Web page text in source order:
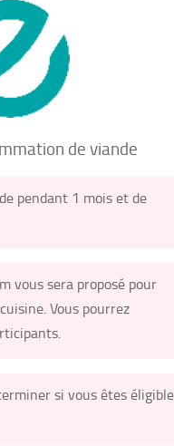
de viande
pendant 1 mois et de
vous sera proposé pour
Vous pourrez
si vous êtes éligible